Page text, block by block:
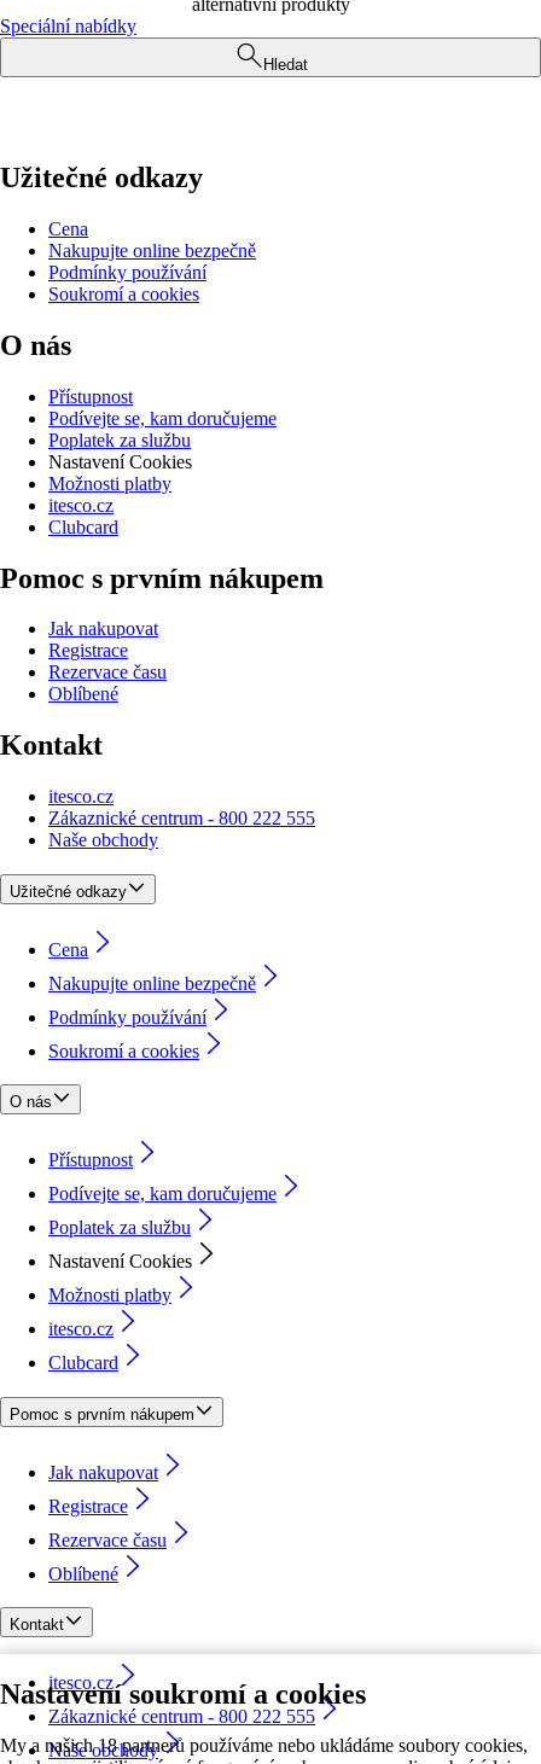
Nastavení soukromí a cookies
My a našich 18 partnerů používáme nebo ukládáme soubory cookies,
alternativní produkty
Speciální nabídky
Hledat
Užitečné odkazy
Cena
Nakupujte online bezpečně
Podmínky používání
Soukromí a cookies
O nás
Přístupnost
Podívejte se, kam doručujeme
Poplatek za službu
Nastavení Cookies
Možnosti platby
itesco.cz
Clubcard
Pomoc s prvním nákupem
Jak nakupovat
Registrace
Rezervace času
Oblíbené
Kontakt
itesco.cz
Zákaznické centrum - 800 222 555
Naše obchody
Užitečné odkazy
Cena
Nakupujte online bezpečně
Podmínky používání
Soukromí a cookies
O nás
Přístupnost
Podívejte se, kam doručujeme
Poplatek za službu
Nastavení Cookies
Možnosti platby
itesco.cz
Clubcard
Pomoc s prvním nákupem
Jak nakupovat
Registrace
Rezervace času
Oblíbené
Kontakt
itesco.cz
Zákaznické centrum - 800 222 555
Naše obchody